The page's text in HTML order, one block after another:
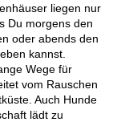
liegen nur
Du morgens den
oder abends den
kannst.
Wege für
vom Rauschen
Auch Hunde
lädt zu